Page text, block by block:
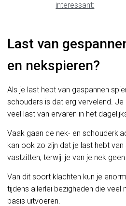
interessant:
Last van
en nekspieren?
Als je last hebt van gespannen
schouders is dat erg vervelend. Je
veel last van ervaren in het
Vaak gaan de nek- en
kan ook zo zijn dat je last hebt
vastzitten, terwijl je van je nek
Van dit soort klachten kun je
tijdens allerlei bezigheden die veel
basis uitvoeren.